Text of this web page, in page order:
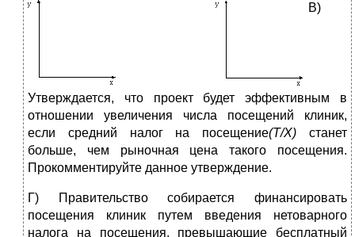
В)
Утверждается, что проект будет эффективным в
отношении увеличения числа посещений клиник,
если средний налог на посещение(Т/Х)станет
больше, чем рыночная цена такого посещения.
Прокомментируйте данное утверждение.
Г) Правительство собирается финансировать
посещения клиник путем введения нетоварного
налога на посещения, превышающие бесплатный